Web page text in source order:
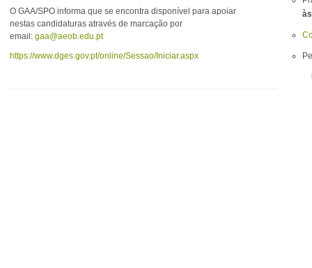
O GAA/SPO informa que se encontra disponível para apoiar
nestas candidaturas através de marcação por
email:gaa@aeob.edu.pt
https://www.dges.gov.pt/online/Sessao/Iniciar.aspx